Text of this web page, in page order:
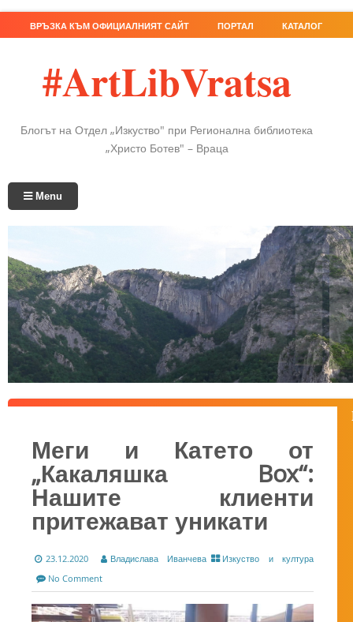
ВРЪЗКА КЪМ ОФИЦИАЛНИЯТ САЙТ ПОРТАЛ КАТАЛОГ
#ArtLibVratsa
Блогът на Отдел „Изкуство" при Регионална библиотека
„Христо Ботев" – Враца
Menu
Меги и Катето от
„Какаляшка Box“:
Нашите клиенти
притежават уникати
23.12.2020 Владислава Иванчева
Изкуство и култура
No Comment